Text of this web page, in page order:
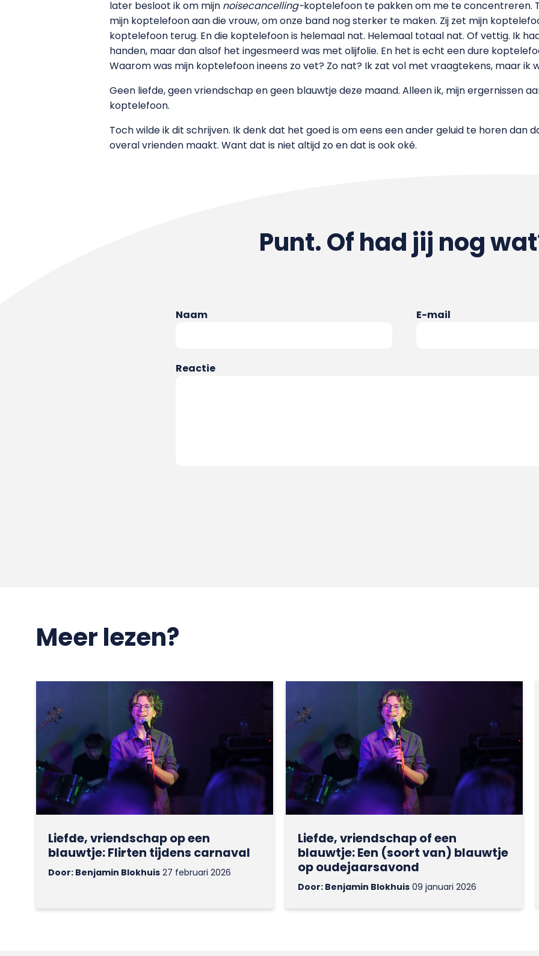
later besloot ik om mijn noisecancelling-koptelefoon te pakken om me te concentreren.
mijn koptelefoon aan die vrouw, om onze band nog sterker te maken. Zij zet mijn
koptelefoon terug. En die koptelefoon is helemaal nat. Helemaal totaal nat. Of vettig. Ik
handen, maar dan alsof het ingesmeerd was met olijfolie. En het is echt een dure
Waarom was mijn koptelefoon ineens zo vet? Zo nat? Ik zat vol met vraagtekens, maar ik
Geen liefde, geen vriendschap en geen blauwtje deze maand. Alleen ik, mijn ergernissen
koptelefoon.
Toch wilde ik dit schrijven. Ik denk dat het goed is om eens een ander geluid te horen dan
overal vrienden maakt. Want dat is niet altijd zo en dat is ook oké.
Punt. Of had jij nog
Naam E-mail
Reactie
Meer lezen?
Liefde, vriendschap op een
blauwtje: Flirten tijdens carnaval
Door: Benjamin Blokhuis 27 februari 2026
Liefde, vriendschap of een
blauwtje: Een (soort van) blauwtje
op oudejaarsavond
Door: Benjamin Blokhuis09 januari 2026